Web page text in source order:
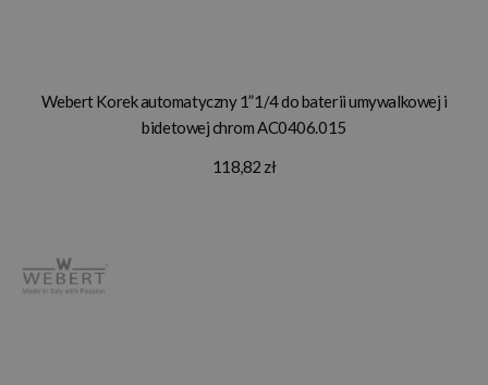
Webert Korek automatyczny 1”1/4 do baterii umywalkowej i
bidetowej chrom AC0406.015
118,82 zł